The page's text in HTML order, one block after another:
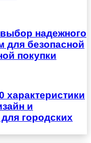
надежного
для безопасной
покупки
характеристики
и
городских